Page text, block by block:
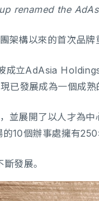
renamed the
構以來的首次品牌
成立AdAsia
已發展成為一個成熟
展開了以人才為
10個辦事處擁有250
發展。